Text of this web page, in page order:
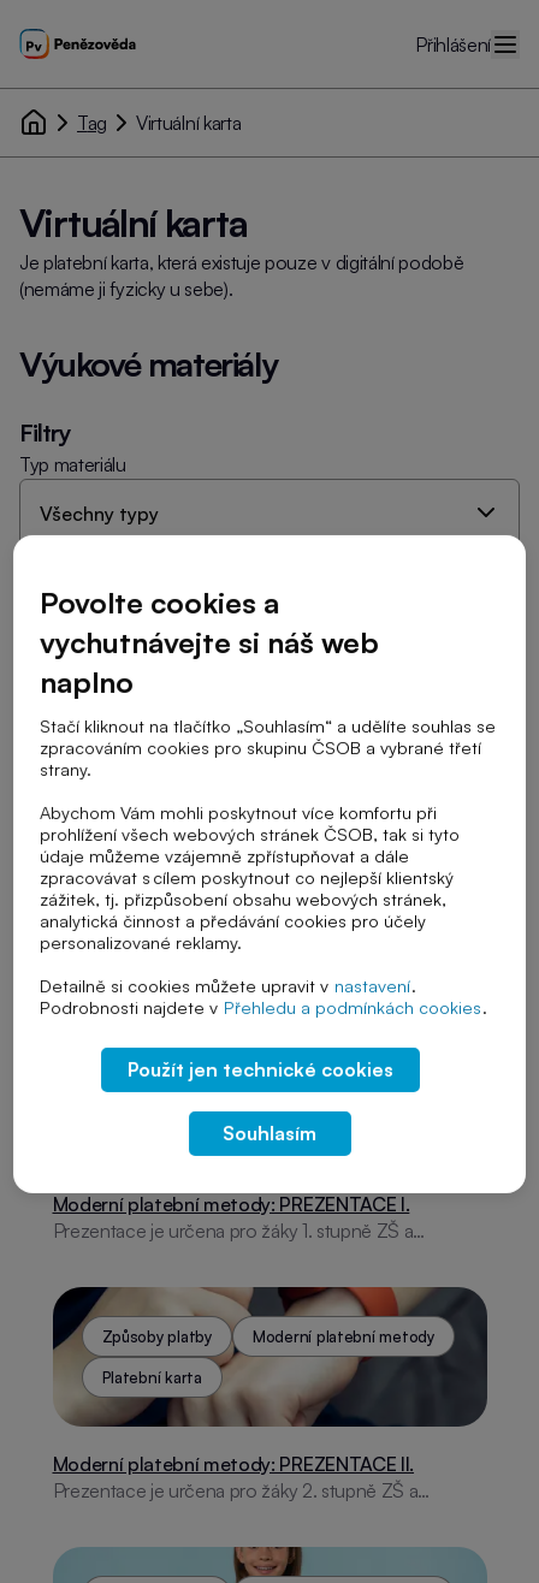
Přihlášení
Tag Virtuální karta
Virtuální karta
Je platební karta, která existuje pouze v digitální podobě
(nemáme ji fyzicky u sebe).
Výukové materiály
Filtry
Typ materiálu
Stupeň školy
Téma výuky
Řazení
Zrušit vybrané filtry
Způsoby platby Moderní platební metody
Platební karta
Moderní platební metody: PREZENTACE I.
Prezentace je určena pro žáky 1. stupně ZŠ a
způsoby placení. Obsahuje témata jako historie
plateb, platební karty, online finance a internetová
rizika. Nabízí praktické rady, aktivity a odkazy na
užitečné aplikace.
Způsoby platby Moderní platební metody
Platební karta
Moderní platební metody: PREZENTACE II.
Prezentace je určena pro žáky 2. stupně ZŠ a
způsoby placení. Obsahuje témata jako historie
plateb, platební karty, online finance a internetová
Povolte cookies a
vychutnávejte si náš web
naplno
Stačí kliknout na tlačítko „Souhlasím“ a udělíte souhlas se
zpracováním cookies pro skupinu ČSOB a vybrané třetí
strany.
Abychom Vám mohli poskytnout více komfortu při
prohlížení všech webových stránek ČSOB, tak si tyto
údaje můžeme vzájemně zpřístupňovat a dále
zpracovávat s cílem poskytnout co nejlepší klientský
zážitek, tj. přizpůsobení obsahu webových stránek,
analytická činnost a předávání cookies pro účely
personalizované reklamy.
Detailně si cookies můžete upravit v nastavení.
Podrobnosti najdete v Přehledu a podmínkách cookies.
Použít jen technické cookies
Souhlasím